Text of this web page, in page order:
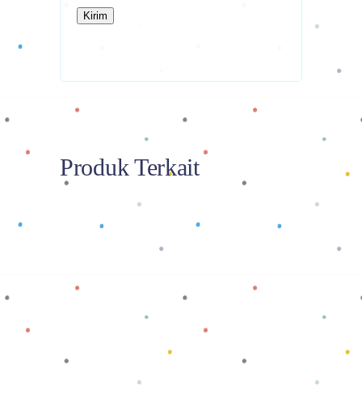
Produk Terkait
Baca selengkapnya